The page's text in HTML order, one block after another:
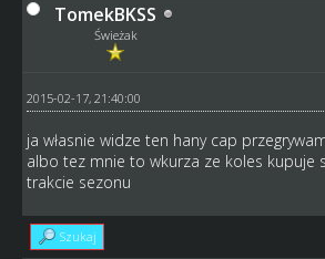
TomekBKSS
Świeżak
2015-02-17, 21:40:00
ja własnie widze ten hany cap
albo tez mnie to wkurza ze koles kupuje
trakcie sezonu
Szukaj